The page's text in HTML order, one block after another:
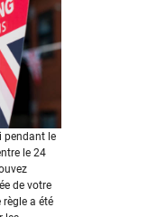
pendant le
le 24
de votre
a été